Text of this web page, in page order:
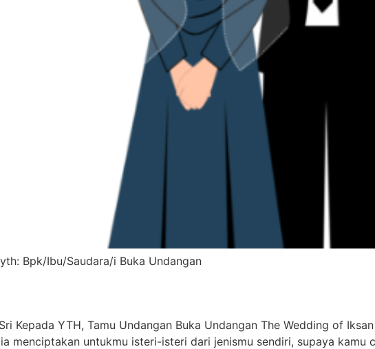
Bpk/Ibu/Saudara/i Buka Undangan
Kepada YTH, Tamu Undangan Buka Undangan The Wedding of
menciptakan untukmu isteri-isteri dari jenismu sendiri, supaya kamu